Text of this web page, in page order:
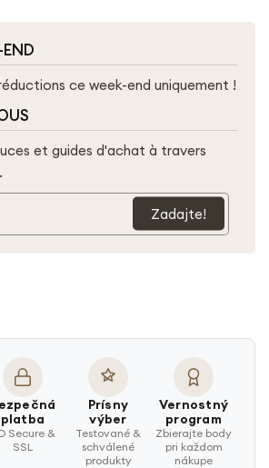
ce week-end uniquement !
et guides d'achat à travers
Zadajte!
platba
Secure &
SSL
Prísny
výber
Testované &
schválené
produkty
Vernostný
program
Zbierajte body
pri každom
nákupe